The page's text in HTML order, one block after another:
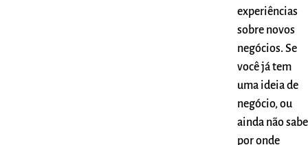
experiências
sobre novos
negócios. Se
você já tem
uma ideia de
negócio, ou
ainda não sabe
por onde